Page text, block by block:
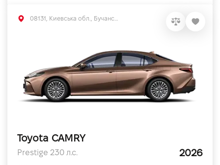
Toyota CAMRY
Prestige 230 л.с. 2026